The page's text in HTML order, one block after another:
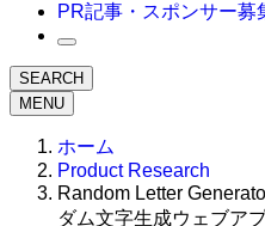
PR記事・スポンサー募
SEARCH
MENU
ホーム
Product Research
Random Letter
ダム文字生成ウェブア